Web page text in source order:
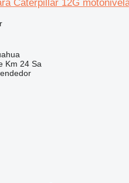
Caterpillar 12G
Km 24 Sa